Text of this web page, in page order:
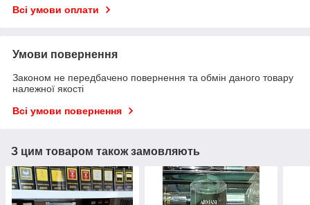
Всі умови оплати
Умови повернення
Законом не передбачено повернення та обмін даного товару
належної якості
Всі умови повернення
З цим товаром також замовляють